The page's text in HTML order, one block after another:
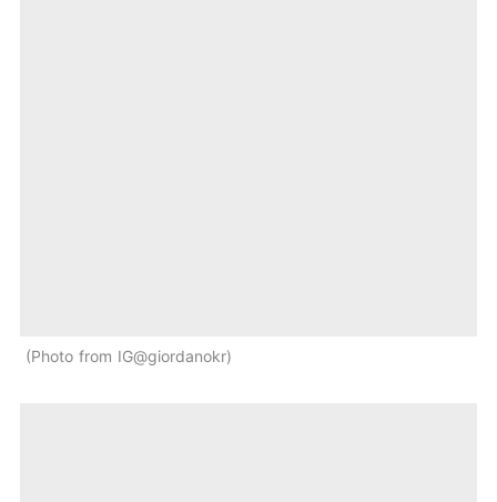
Photo from IG@giordanokr